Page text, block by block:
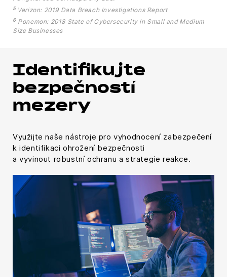
5Verizon: 2019 Data Breach Investigations Report
6Ponemon: 2018 State of Cybersecurity in Small and Medium
Size Businesses
Identifikujte
bezpečností
mezery
Využijte naše nástroje pro vyhodnocení zabezpečení
k identifikaci ohrožení bezpečnosti
a vyvinout robustní ochranu a strategie reakce.